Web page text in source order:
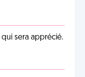
sera apprécié.